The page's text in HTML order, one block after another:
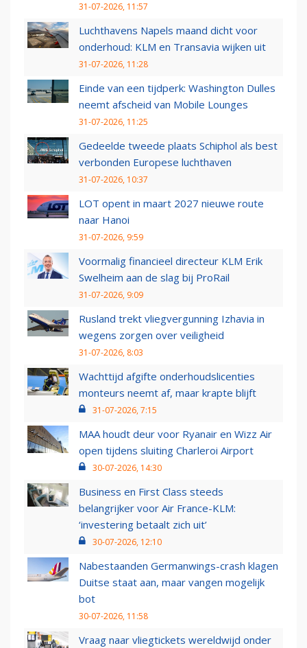
31-07-2026, 11:57
Luchthavens Napels maand dicht voor
onderhoud: KLM en Transavia wijken uit
31-07-2026, 11:28
Einde van een tijdperk: Washington Dulles
neemt afscheid van Mobile Lounges
31-07-2026, 11:25
Gedeelde tweede plaats Schiphol als best
verbonden Europese luchthaven
31-07-2026, 10:37
LOT opent in maart 2027 nieuwe route
naar Hanoi
31-07-2026, 9:59
Voormalig financieel directeur KLM Erik
Swelheim aan de slag bij ProRail
31-07-2026, 9:09
Rusland trekt vliegvergunning Izhavia in
wegens zorgen over veiligheid
31-07-2026, 8:03
Wachttijd afgifte onderhoudslicenties
monteurs neemt af, maar krapte blijft
31-07-2026, 7:15
MAA houdt deur voor Ryanair en Wizz Air
open tijdens sluiting Charleroi Airport
30-07-2026, 14:30
Business en First Class steeds
belangrijker voor Air France-KLM:
‘investering betaalt zich uit’
30-07-2026, 12:10
Nabestaanden Germanwings-crash klagen
Duitse staat aan, maar vangen mogelijk
bot
30-07-2026, 11:58
Vraag naar vliegtickets wereldwijd onder